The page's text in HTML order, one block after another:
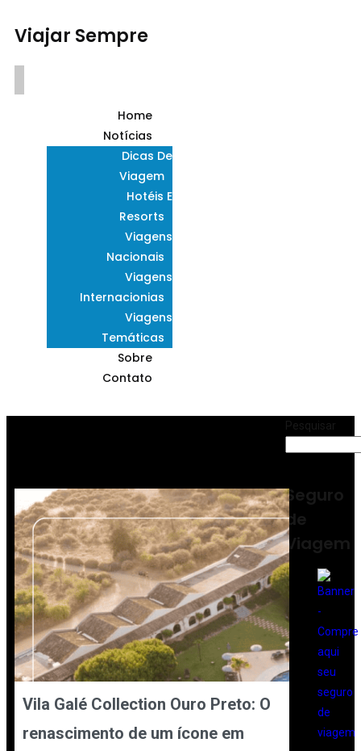
Viajar Sempre
Home
Notícias
Dicas De
Viagem
Hotéis E
Resorts
Viagens
Nacionais
Viagens
Internacionias
Viagens
Temáticas
Sobre
Contato
Vila Galé Collection Ouro Preto: O
renascimento de um ícone em
Pesquisar
Seguro
de
Viagem